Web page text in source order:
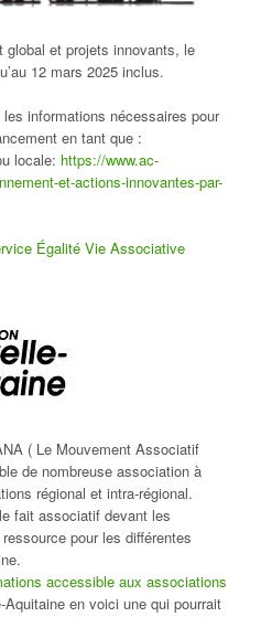
global et projets innovants, le
12 mars 2025 inclus.
informations nécessaires pour
en tant que :
locale: https://www.ac-
et-actions-innovantes-par-
Égalité Vie Associative
( Le Mouvement Associatif
de nombreuse association à
régional et intra-régional.
fait associatif devant les
pour les différentes
accessible aux associations
en voici une qui pourrait